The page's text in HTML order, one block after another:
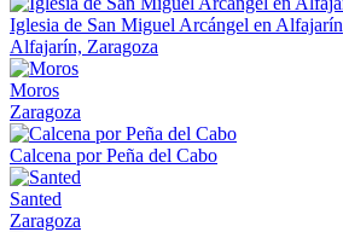
Iglesia de San Miguel Arcángel en Alfajarín
Alfajarín, Zaragoza
Moros
Zaragoza
Calcena por Peña del Cabo
Santed
Zaragoza